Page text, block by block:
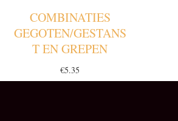
COMBINATIES
GEGOTEN/GESTANS
T EN GREPEN
€5.35